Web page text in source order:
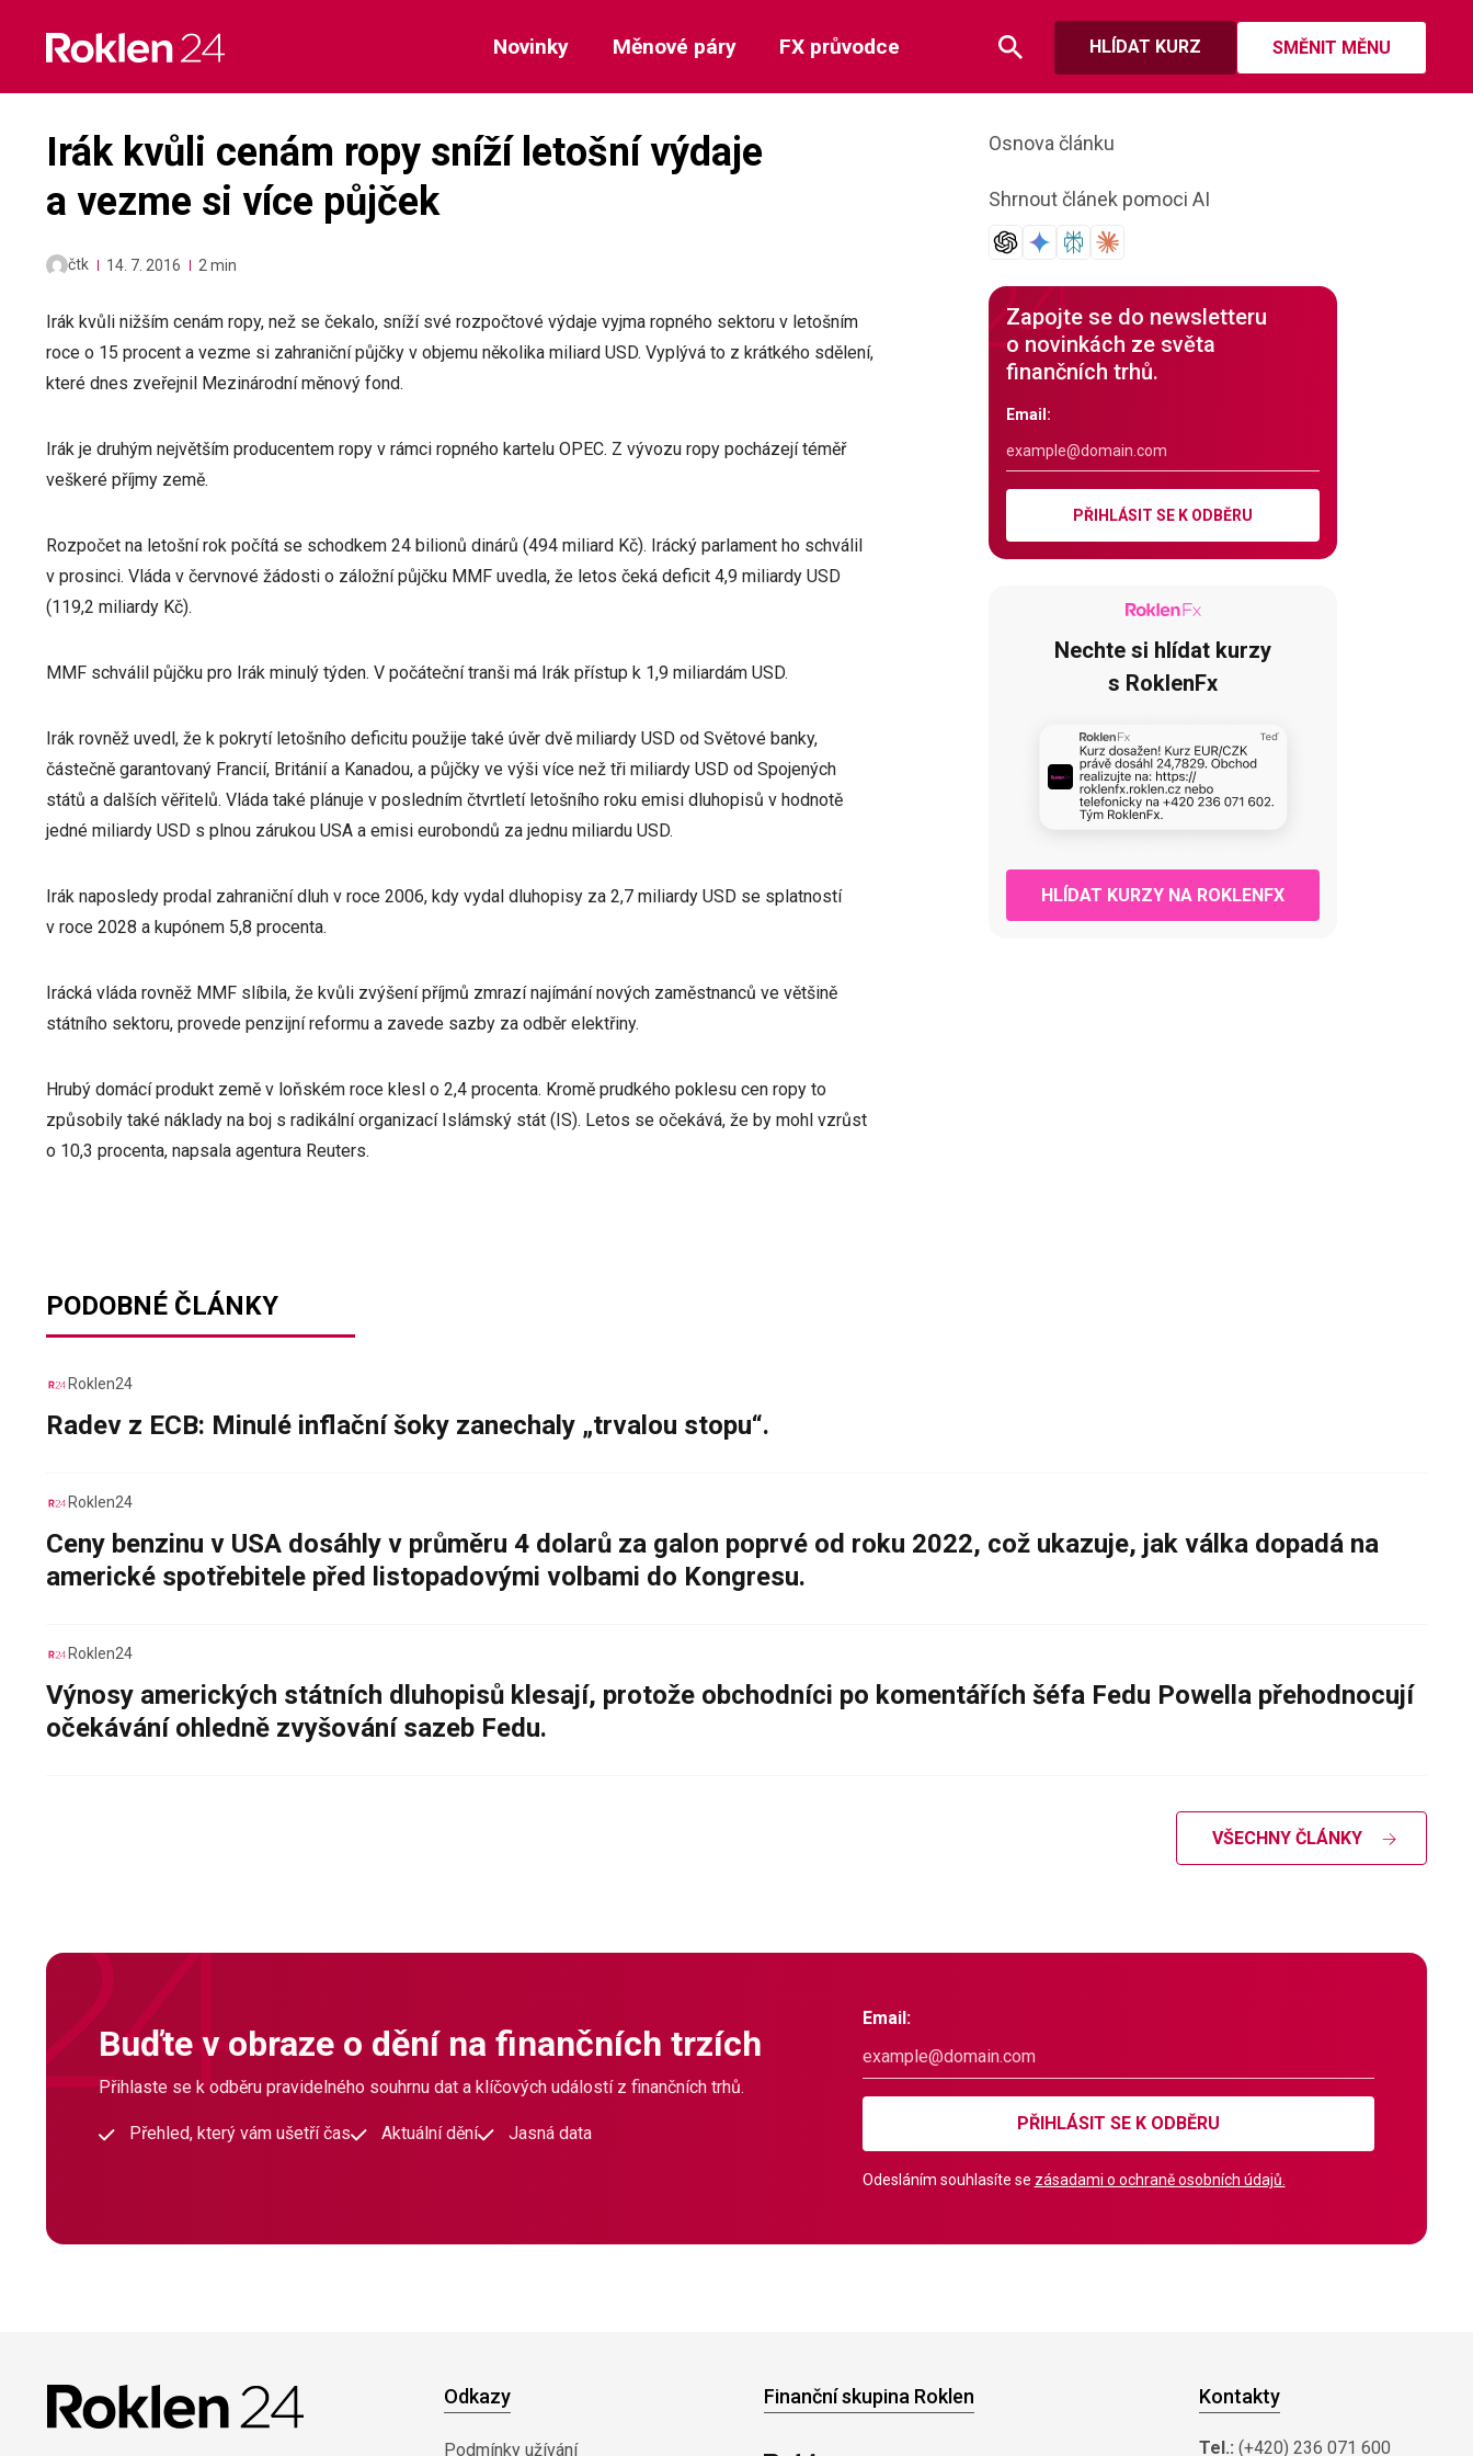
content
HLÍDAT KURZ SMĚNIT MĚNU
Novinky Měnové páry FX průvodce
Irák kvůli cenám ropy sníží letošní výdaje
a vezme si více půjček
čtk 14. 7. 2016 2 min
Irák kvůli nižším cenám ropy, než se čekalo, sníží své rozpočtové výdaje vyjma ropného sektoru v letošním
roce o 15 procent a vezme si zahraniční půjčky v objemu několika miliard USD. Vyplývá to z krátkého sdělení,
které dnes zveřejnil Mezinárodní měnový fond.
Irák je druhým největším producentem ropy v rámci ropného kartelu OPEC. Z vývozu ropy pocházejí téměř
veškeré příjmy země.
Rozpočet na letošní rok počítá se schodkem 24 bilionů dinárů (494 miliard Kč). Irácký parlament ho schválil
v prosinci. Vláda v červnové žádosti o záložní půjčku MMF uvedla, že letos čeká deficit 4,9 miliardy USD
(119,2 miliardy Kč).
MMF schválil půjčku pro Irák minulý týden. V počáteční tranši má Irák přístup k 1,9 miliardám USD.
Irák rovněž uvedl, že k pokrytí letošního deficitu použije také úvěr dvě miliardy USD od Světové banky,
částečně garantovaný Francií, Británií a Kanadou, a půjčky ve výši více než tři miliardy USD od Spojených
států a dalších věřitelů. Vláda také plánuje v posledním čtvrtletí letošního roku emisi dluhopisů v hodnotě
jedné miliardy USD s plnou zárukou USA a emisi eurobondů za jednu miliardu USD.
Irák naposledy prodal zahraniční dluh v roce 2006, kdy vydal dluhopisy za 2,7 miliardy USD se splatností
v roce 2028 a kupónem 5,8 procenta.
Irácká vláda rovněž MMF slíbila, že kvůli zvýšení příjmů zmrazí najímání nových zaměstnanců ve většině
státního sektoru, provede penzijní reformu a zavede sazby za odběr elektřiny.
Hrubý domácí produkt země v loňském roce klesl o 2,4 procenta. Kromě prudkého poklesu cen ropy to
způsobily také náklady na boj s radikální organizací Islámský stát (IS). Letos se očekává, že by mohl vzrůst
o 10,3 procenta, napsala agentura Reuters.
Osnova článku
Shrnout článek pomoci AI
Zapojte se do newsletteru
o novinkách ze světa
finančních trhů.
Email:
PŘIHLÁSIT SE K ODBĚRU
Nechte si hlídat kurzy
s RoklenFx
HLÍDAT KURZY NA ROKLENFX
PODOBNÉ ČLÁNKY
Roklen24
Radev z ECB: Minulé inflační šoky zanechaly „trvalou stopu“.
Roklen24
Ceny benzinu v USA dosáhly v průměru 4 dolarů za galon poprvé od roku 2022, což ukazuje, jak válka dopadá na
americké spotřebitele před listopadovými volbami do Kongresu.
Roklen24
Výnosy amerických státních dluhopisů klesají, protože obchodníci po komentářích šéfa Fedu Powella přehodnocují
očekávání ohledně zvyšování sazeb Fedu.
VŠECHNY ČLÁNKY
Buďte v obraze o dění na finančních trzích
Přihlaste se k odběru pravidelného souhrnu dat a klíčových událostí z finančních trhů.
Přehled, který vám ušetří čas Aktuální dění Jasná data
Email:
PŘIHLÁSIT SE K ODBĚRU
Odesláním souhlasíte se zásadami o ochraně osobních údajů.
Odkazy
Podmínky užívání
Finanční skupina Roklen Kontakty
Tel.: (+420) 236 071 600